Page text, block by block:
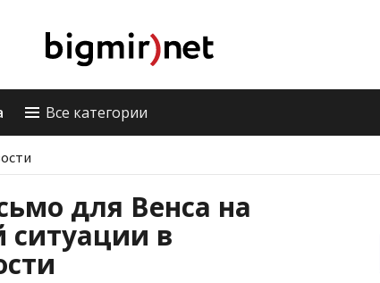
Все категории
для Венса на
ситуации в